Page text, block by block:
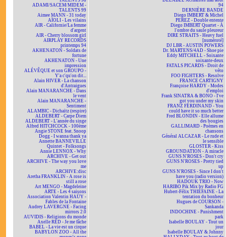
ADAMI/SACEM/MIDEM -
TALENTS 99
Aimee MANN - 31 today
AÏOLI - Les vilains
AIR - Californie/La femme
d'argent
AIR - Cherry blossom girl
AIRPLAY RECORDS
printemps 94
AKHENATON - Soldats de
fortune
AKHENATON - Une
impression
ALÉVÊQUE et son GROUPO -
Y'a c'qu'on dit...
Alain HIVER - La chanson
d'Antraigues
Alain MANARANCHE - Dans
le vent
Alain MANARANCHE -
Sentiment
ALAMBIC - Dichaïtz (respire)
ALDEBERT - Carpe Diem
ALDEBERT - L'année du singe
Alfred HITCHCOCK - 100ème
Angie STONE feat. Snoop
Dogg - I wanna thank ya
Annette BANNEVILLE
Quintet - Folksongs
Annie LENNOX - Why
ARCHIVE - Get out
ARCHIVE - The way you love
me
ARCHIVE:disc
Aretha FRANKLIN - A rose is
still a rose
Art MENGO - Magdeleine
ARTE - Les 4 saisons
Association Valentin HAÜY -
Fables de la Fontaine
Audrey LAVERGNE - Facing
mirrors 2.0
AUVIDIS - Religions du monde
Axelle RED - Je me fâche
BABEL - La vie est un cirque
BABYLON ZOO - All the
94
DERNIÈRE BANDE
Diego IMBERT & Michel
PEREZ - Double entente
Diego IMBERT Quartet - À
l'ombre du saule pleureur
DIRE STRAITS - Heavy fuel
[numéroté]
DJ LBR - AUSTIN POWERS
Dr. MARTENS/4AD - Shoe pie
Eddy MITCHELL - Soixante
soixante-deux
FATALS PICARDS - Droit de
véto
FOO FIGHTERS - Resolve
FRANCE CARTIGNY
Françoise HARDY - Modes
d'emploi
Frank SINATRA & BONO - I've
got you under my skin
FRANZ FERDINAND - You
could have it so much better
Fred BLONDIN - Elle allume
des bougies
GALLIMARD - Poèmes en
chansons
Général ALCAZAR - Le rude et
le sensible
GLOSTER - Kiss
GROUNDATION - A miracle
GUNS N'ROSES - Don't cry
GUNS N'ROSES - Pretty tied
up
GUNS N'ROSES - Since I don't
have you (radio version)
HADOUK TRIO - Now
HARIBO Pik Mix by Radio FG
Hubert-Félix THIÉFAINE - La
tentation du bonheur
Hugues de COURSON -
Sankanda
INDOCHINE - Punishment
park
Isabelle BOULAY - Tout un
jour
Isabelle BOULAY & Johnny